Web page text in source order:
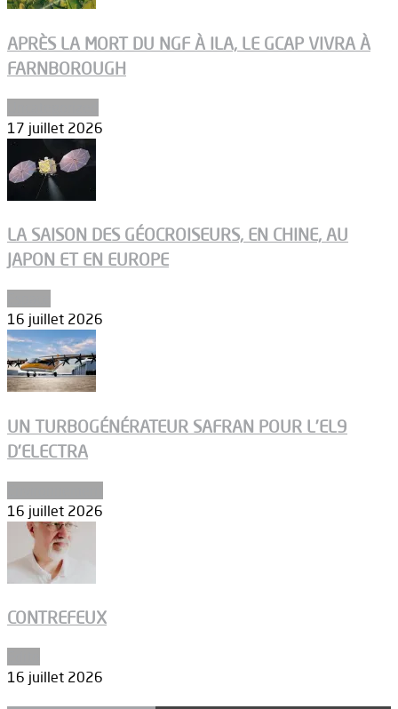
APRÈS LA MORT DU NGF À ILA, LE GCAP VIVRA À
FARNBOROUGH
17 juillet 2026
LA SAISON DES GÉOCROISEURS, EN CHINE, AU
JAPON ET EN EUROPE
16 juillet 2026
UN TURBOGÉNÉRATEUR SAFRAN POUR L’EL9
D’ELECTRA
16 juillet 2026
CONTREFEUX
16 juillet 2026